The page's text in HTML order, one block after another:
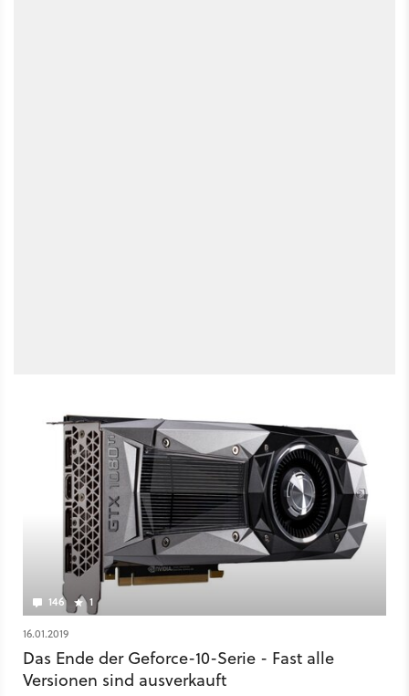
146 1
16.01.2019
Das Ende der Geforce-10-Serie - Fast alle
Versionen sind ausverkauft